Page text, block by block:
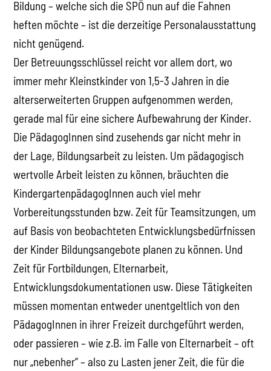
Bildung – welche sich die SPÖ nun auf die Fahnen
heften möchte – ist die derzeitige Personalausstattung
nicht genügend.
Der Betreuungsschlüssel reicht vor allem dort, wo
immer mehr Kleinstkinder von 1,5-3 Jahren in die
alterserweiterten Gruppen aufgenommen werden,
gerade mal für eine sichere Aufbewahrung der Kinder.
Die PädagogInnen sind zusehends gar nicht mehr in
der Lage, Bildungsarbeit zu leisten. Um pädagogisch
wertvolle Arbeit leisten zu können, bräuchten die
KindergartenpädagogInnen auch viel mehr
Vorbereitungsstunden bzw. Zeit für Teamsitzungen, um
auf Basis von beobachteten Entwicklungsbedürfnissen
der Kinder Bildungsangebote planen zu können. Und
Zeit für Fortbildungen, Elternarbeit,
Entwicklungsdokumentationen usw. Diese Tätigkeiten
müssen momentan entweder unentgeltlich von den
PädagogInnen in ihrer Freizeit durchgeführt werden,
oder passieren – wie z.B. im Falle von Elternarbeit – oft
nur „nebenher“ – also zu Lasten jener Zeit, die für die